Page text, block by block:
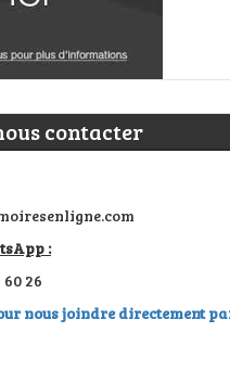
contacter
:
60 26
nous joindre directement